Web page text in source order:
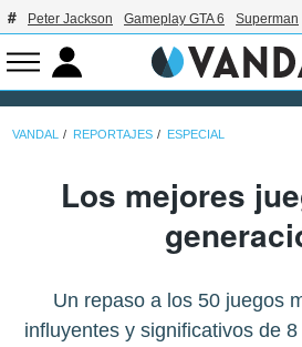
Peter Jackson Gameplay GTA 6 Superman
VANDAL REPORTAJES ESPECIAL
Los mejores
Un repaso a los 50 juegos
influyentes y significativos de